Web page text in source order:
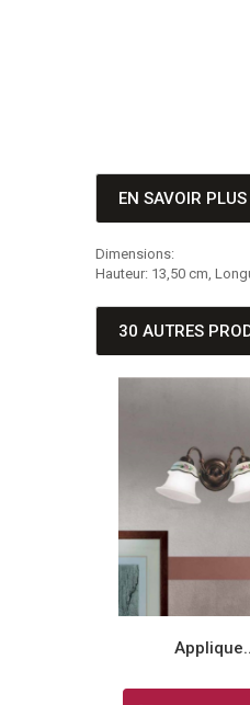
EN SAVOIR PLUS
Dimensions:
Hauteur: 13,50 cm,
30 AUTRES